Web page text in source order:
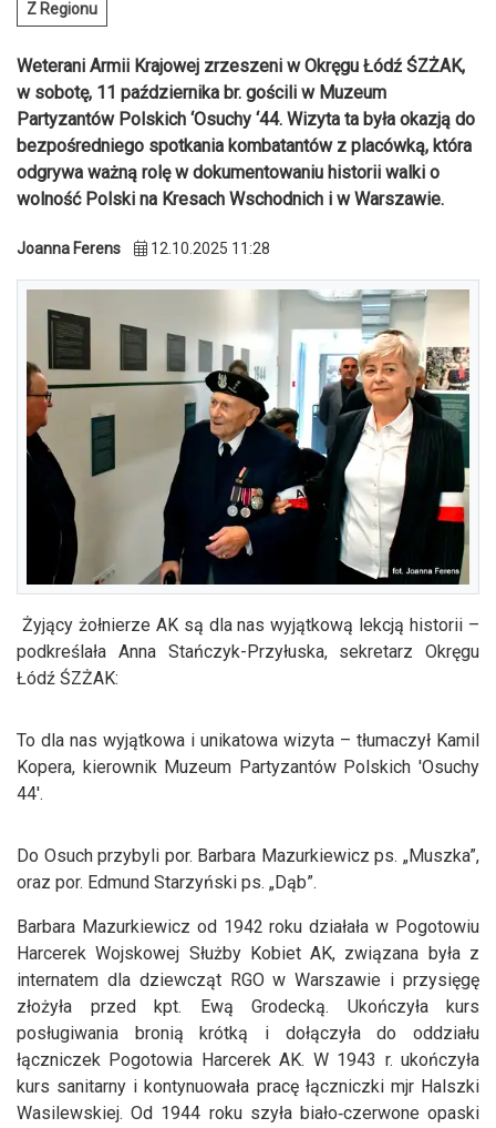
Z Regionu
Weterani Armii Krajowej zrzeszeni w Okręgu Łódź ŚZŻAK,
w sobotę, 11 października br. gościli w Muzeum
Partyzantów Polskich ‘Osuchy ‘44. Wizyta ta była okazją do
bezpośredniego spotkania kombatantów z placówką, która
odgrywa ważną rolę w dokumentowaniu historii walki o
wolność Polski na Kresach Wschodnich i w Warszawie.
Joanna Ferens 12.10.2025 11:28
Żyjący żołnierze AK są dla nas wyjątkową lekcją historii –
podkreślała Anna Stańczyk-Przyłuska, sekretarz Okręgu
Łódź ŚZŻAK:
To dla nas wyjątkowa i unikatowa wizyta – tłumaczył Kamil
Kopera, kierownik Muzeum Partyzantów Polskich 'Osuchy
44'.
Do Osuch przybyli por. Barbara Mazurkiewicz ps. „Muszka”,
oraz por. Edmund Starzyński ps. „Dąb”.
Barbara Mazurkiewicz od 1942 roku działała w Pogotowiu
Harcerek Wojskowej Służby Kobiet AK, związana była z
internatem dla dziewcząt RGO w Warszawie i przysięgę
złożyła przed kpt. Ewą Grodecką. Ukończyła kurs
posługiwania bronią krótką i dołączyła do oddziału
łączniczek Pogotowia Harcerek AK. W 1943 r. ukończyła
kurs sanitarny i kontynuowała pracę łączniczki mjr Halszki
Wasilewskiej. Od 1944 roku szyła biało‑czerwone opaski